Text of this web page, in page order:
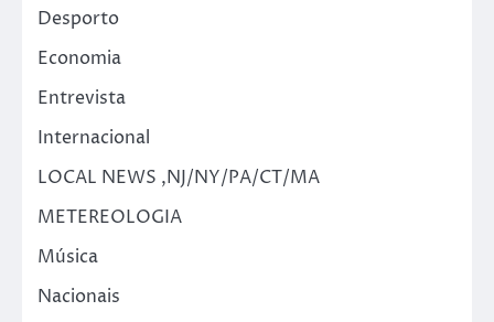
Desporto
Economia
Entrevista
Internacional
LOCAL NEWS ,NJ/NY/PA/CT/MA
METEREOLOGIA
Música
Nacionais